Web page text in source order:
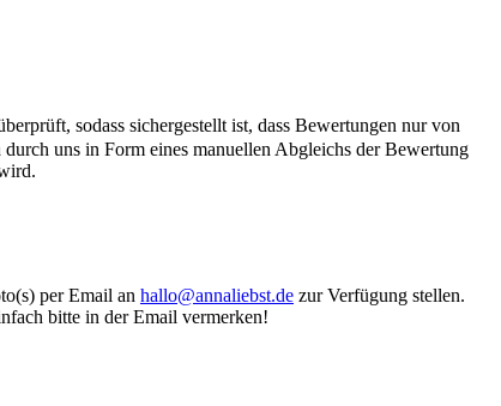
sodass sichergestellt ist, dass Bewertungen nur von
uns in Form eines manuellen Abgleichs der Bewertung
per Email an hallo@annaliebst.de zur Verfügung stellen.
bitte in der Email vermerken!